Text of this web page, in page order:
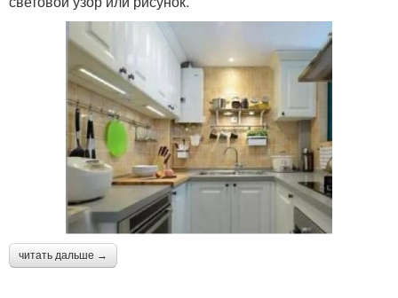
читать дальше →